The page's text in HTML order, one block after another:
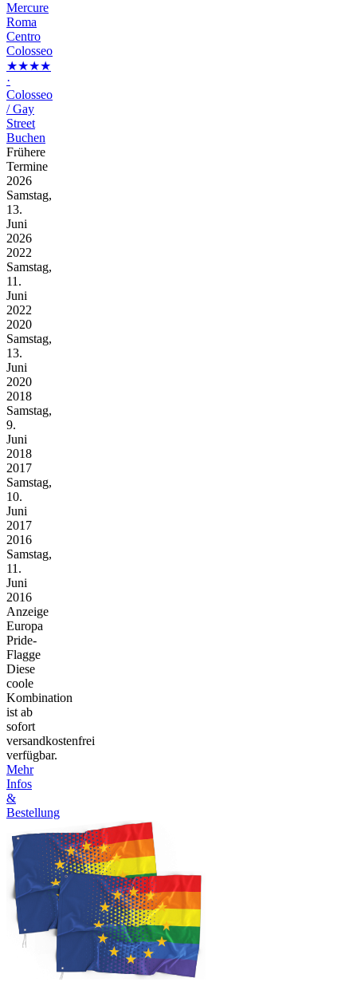
Mercure
Roma
Centro
Colosseo
★★★★
·
Colosseo
/ Gay
Street
Buchen
Frühere
Termine
2026
Samstag,
13.
Juni
2026
2022
Samstag,
11.
Juni
2022
2020
Samstag,
13.
Juni
2020
2018
Samstag,
9.
Juni
2018
2017
Samstag,
10.
Juni
2017
2016
Samstag,
11.
Juni
2016
Anzeige
Europa
Pride-
Flagge
Diese
coole
Kombination
ist ab
sofort
versandkostenfrei
verfügbar.
Mehr
Infos
&
Bestellung